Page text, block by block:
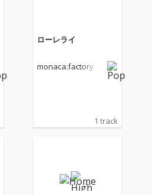
ローレライ
monaca:factory
1 track